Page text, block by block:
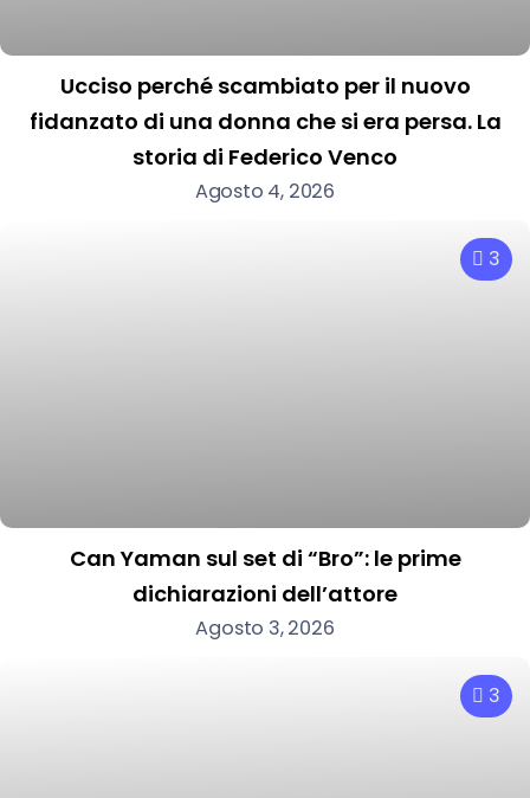
Ucciso perché scambiato per il nuovo
fidanzato di una donna che si era persa. La
storia di Federico Venco
Agosto 4, 2026
3
Can Yaman sul set di “Bro”: le prime
dichiarazioni dell’attore
Agosto 3, 2026
3